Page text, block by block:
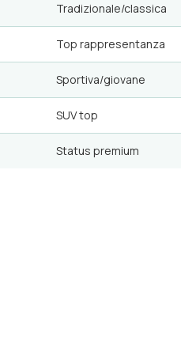
Tradizionale/classica
Top rappresentanza
Sportiva/giovane
SUV top
Status premium